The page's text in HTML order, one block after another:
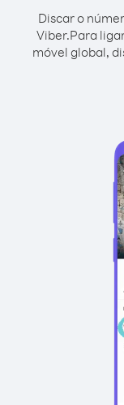
Discar o
Viber.Para
móvel global,